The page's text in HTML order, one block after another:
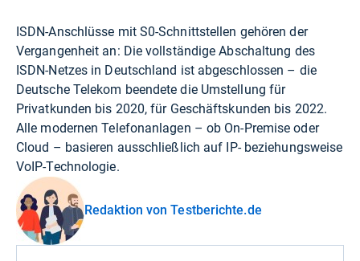
ISDN-Anschlüsse mit S0-Schnittstellen gehören der
Vergangenheit an: Die vollständige Abschaltung des
ISDN-Netzes in Deutschland ist abgeschlossen – die
Deutsche Telekom beendete die Umstellung für
Privatkunden bis 2020, für Geschäftskunden bis 2022.
Alle modernen Telefonanlagen – ob On-Premise oder
Cloud – basieren ausschließlich auf IP- beziehungsweise
VoIP-Technologie.
Redaktion von Testberichte.de